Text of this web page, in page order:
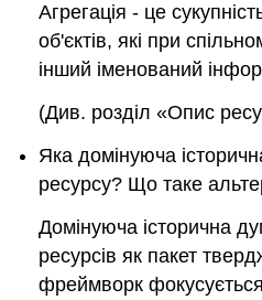
Агрегація - це
об'єктів, які при
інший іменований
(Див. розділ «Опис
Яка домінуюча
ресурсу? Що таке
Домінуюча історична
ресурсів як пакет
фреймворк